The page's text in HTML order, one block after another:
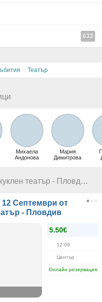
633
· Театър
Михаела
Андонова
Мария
Димитрова
Още оферти от Държавен куклен театър - Пловдив
Септември от
- Пловдив
5.50€
12.09
Център
Онлайн резервация